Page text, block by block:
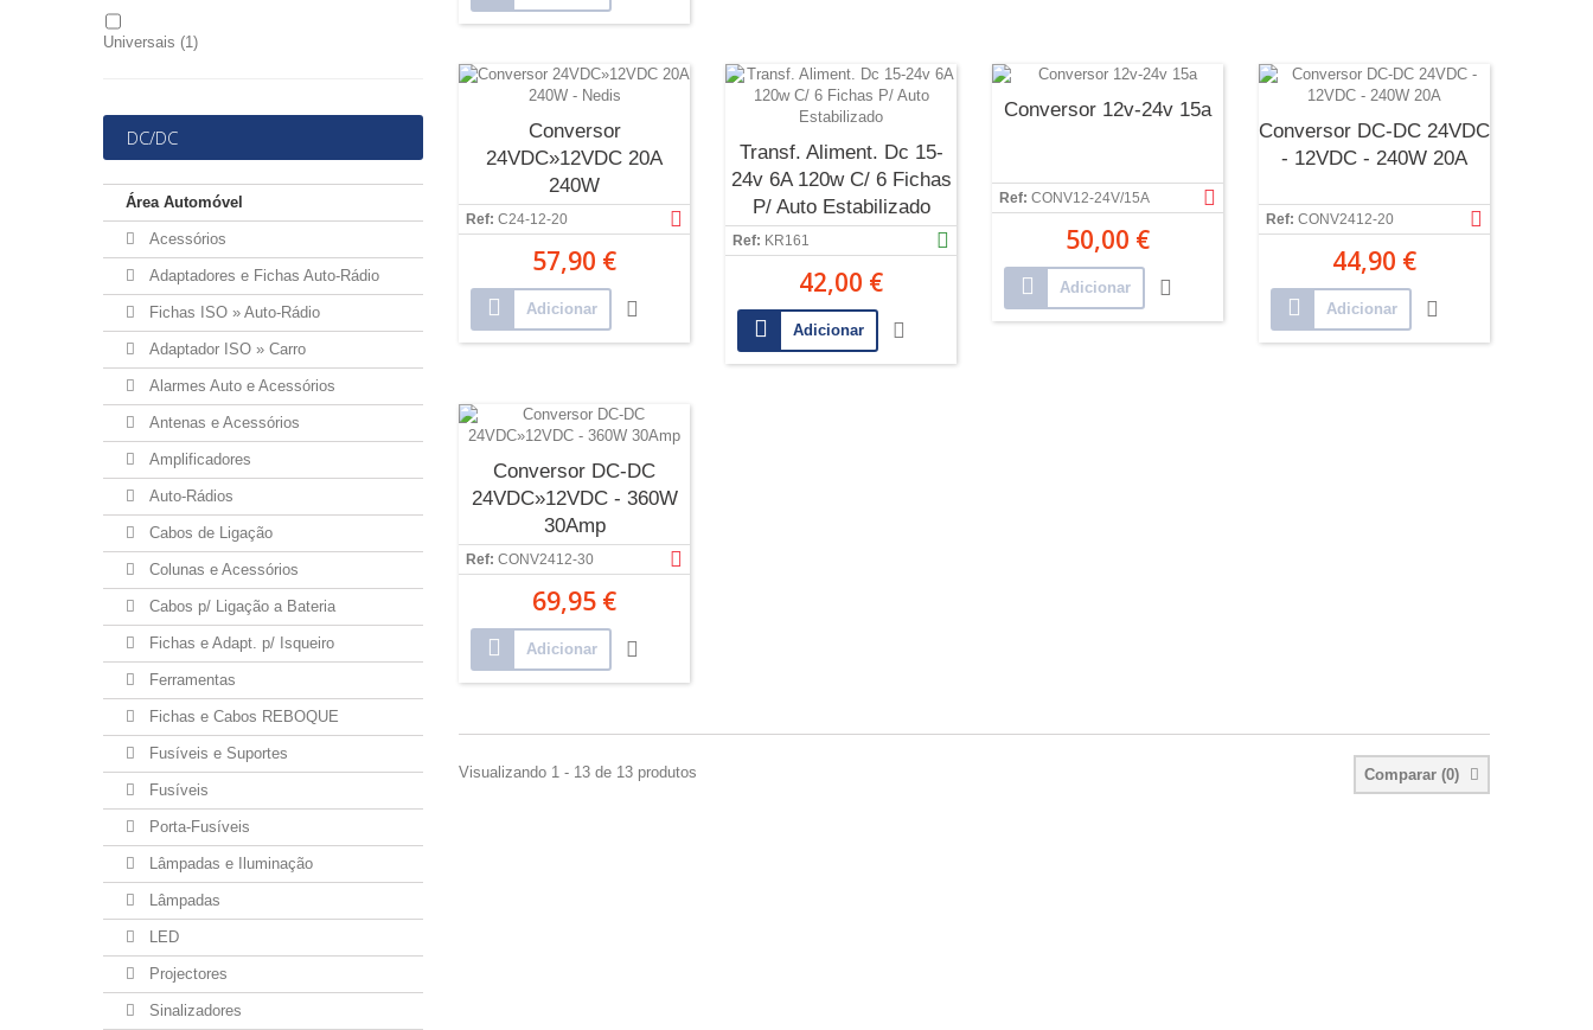
Universais (1)
DC/DC
Área Automóvel
Acessórios
Adaptadores e Fichas Auto-Rádio
Fichas ISO » Auto-Rádio
Adaptador ISO » Carro
Alarmes Auto e Acessórios
Antenas e Acessórios
Amplificadores
Auto-Rádios
Cabos de Ligação
Colunas e Acessórios
Cabos p/ Ligação a Bateria
Fichas e Adapt. p/ Isqueiro
Ferramentas
Fichas e Cabos REBOQUE
Fusíveis e Suportes
Fusíveis
Porta-Fusíveis
Lâmpadas e Iluminação
Lâmpadas
LED
Projectores
Sinalizadores
Conversor
24VDC»12VDC 20A
240W
Ref: C24-12-20
57,90 €
Adicionar
Transf. Aliment. Dc 15-
24v 6A 120w C/ 6 Fichas
P/ Auto Estabilizado
Ref: KR161
42,00 €
Adicionar
Conversor 12v-24v 15a
Ref: CONV12-24V/15A
50,00 €
Adicionar
Conversor DC-DC 24VDC
- 12VDC - 240W 20A
Ref: CONV2412-20
44,90 €
Adicionar
Conversor DC-DC
24VDC»12VDC - 360W
30Amp
Ref: CONV2412-30
69,95 €
Adicionar
Comparar (0)
Visualizando 1 - 13 de 13 produtos